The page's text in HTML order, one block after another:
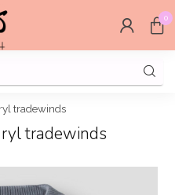
0
tradewinds
tradewinds